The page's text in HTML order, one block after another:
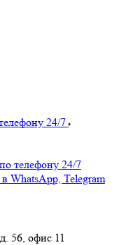
24/7
телефону 24/7
WhatsApp, Telegram
56, офис 11